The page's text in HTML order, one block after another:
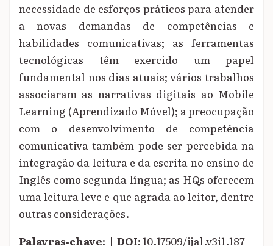
necessidade de esforços práticos para atender
a novas demandas de competências e
habilidades comunicativas; as ferramentas
tecnológicas têm exercido um papel
fundamental nos dias atuais; vários trabalhos
associaram as narrativas digitais ao Mobile
Learning (Aprendizado Móvel); a preocupação
com o desenvolvimento de competência
comunicativa também pode ser percebida na
integração da leitura e da escrita no ensino de
Inglês como segunda língua; as HQs oferecem
uma leitura leve e que agrada ao leitor, dentre
outras considerações.
Palavras‑chave: | DOI: 10.17509/ijal.v3i1.187